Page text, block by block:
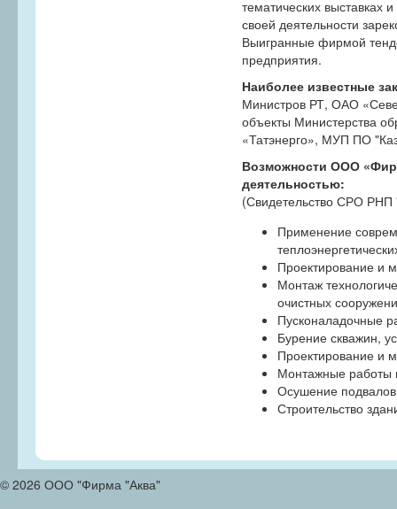
тематических
своей деятельности
Выигранные фирмой
предприятия.
Наиболее известные
Министров РТ, ОАО
объекты Министерства
«Татэнерго», МУП ПО
Возможности ООО
деятельностью:
(Свидетельство СРО РНП
Применение
Проектирование и
Монтаж
очистных
Пусконаладочные
Бурение скважин,
Проектирование и
Монтажные работы
Осушение
Строительство
© 2026 ООО "Фирма "Аква"